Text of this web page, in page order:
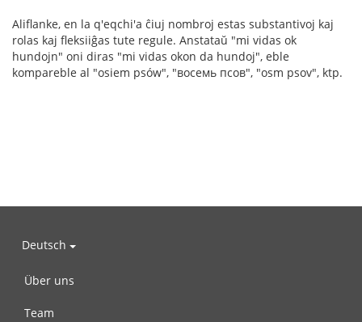
Aliflanke, en la q'eqchi'a ĉiuj nombroj estas substantivoj kaj
rolas kaj fleksiiĝas tute regule. Anstataŭ "mi vidas ok
hundojn" oni diras "mi vidas okon da hundoj", eble
kompareble al "osiem psów", "восемь псов", "osm psov", ktp.
Deutsch
Über uns
Team